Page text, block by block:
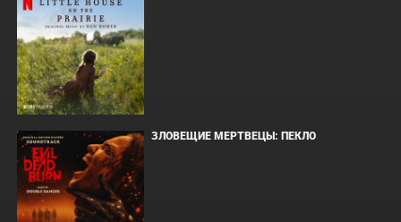
ЗЛОВЕЩИЕ МЕРТВЕЦЫ: ПЕКЛО